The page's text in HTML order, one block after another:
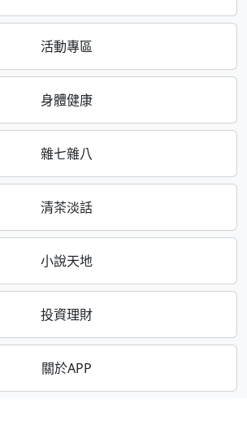
活動專區
身體健康
雜七雜八
清茶淡話
小說天地
投資理財
關於APP